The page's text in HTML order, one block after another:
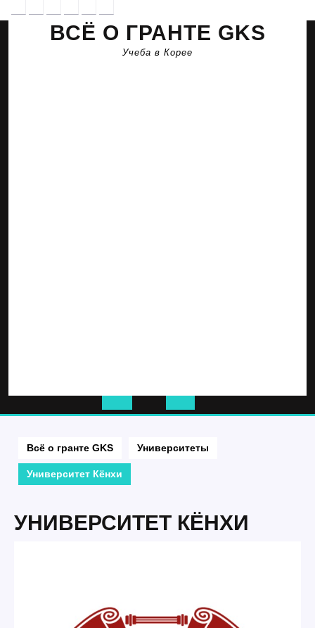
к
содержимомуВСЁ О ГРАНТЕ GKS
Учеба в Корее
Открыть
Всё о гранте GKS Университеты
Университет Кёнхи
УНИВЕРСИТЕТ КЁНХИ